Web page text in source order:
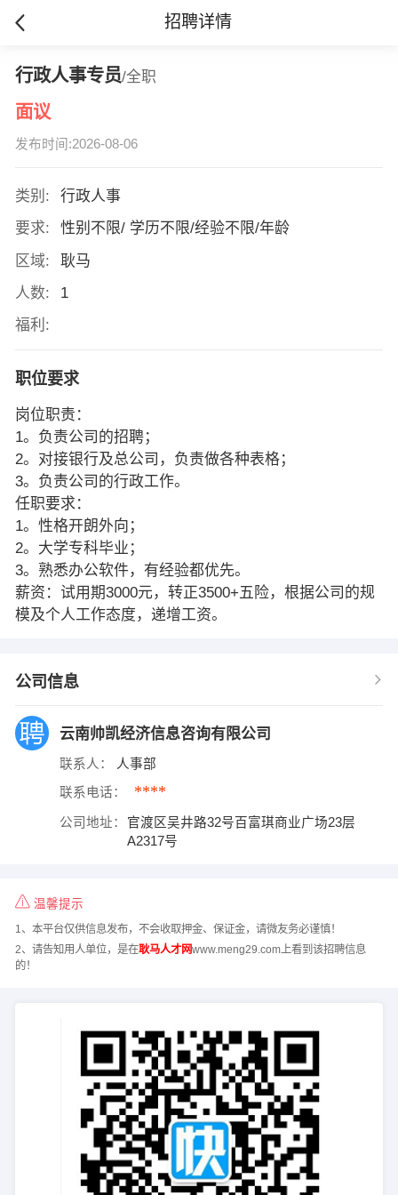
招聘详情
行政人事专员/全职
面议
发布时间:2026-08-06
类别:
行政人事
要求:
性别不限/ 学历不限/经验不限/年龄
区域:
耿马
人数:
1
福利:
职位要求
岗位职责：
1。负责公司的招聘；
2。对接银行及总公司，负责做各种表格；
3。负责公司的行政工作。
任职要求：
1。性格开朗外向；
2。大学专科毕业；
3。熟悉办公软件，有经验都优先。
薪资：试用期3000元，转正3500+五险，根据公司的规
模及个人工作态度，递增工资。
公司信息
云南帅凯经济信息咨询有限公司
联系人： 人事部
联系电话： ****
公司地址：
官渡区吴井路32号百富琪商业广场23层
A2317号
温馨提示
1、本平台仅供信息发布，不会收取押金、保证金，请微友务必谨慎！
2、请告知用人单位，是在耿马人才网www.meng29.com上看到该招聘信息
的！